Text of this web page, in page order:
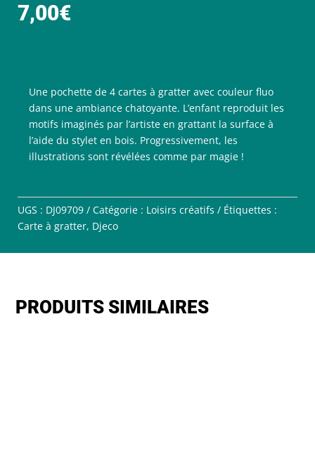
7,00€
Une pochette de 4 cartes à gratter avec couleur fluo
dans une ambiance chatoyante. L’enfant reproduit les
motifs imaginés par l’artiste en grattant la surface à
l’aide du stylet en bois. Progressivement, les
illustrations sont révélées comme par magie !
UGS : DJ09709 Catégorie : Loisirs créatifs
Étiquettes :
Carte à gratter, Djeco
PRODUITS SIMILAIRES